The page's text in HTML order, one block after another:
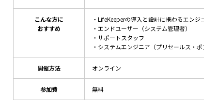
こんな方に
おすすめ
・LifeKeeperの導入と設計に携わるエンジニア
・エンドユーザー（システム管理者）
・サポートスタッフ
・システムエンジニア（プリセールス・ポスト
開催方法 オンライン
参加費 無料